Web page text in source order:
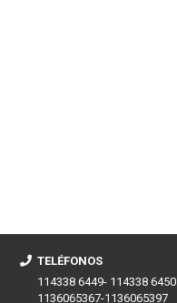
TELÉFONOS
114338 6449- 114338 6450
1136065367-1136065397